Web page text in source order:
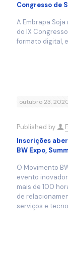
Congresso de
A Embrapa
do IX
formato digital,
outubro 23,
Published by
Inscrições
BW Expo,
O Movimento
evento
mais de 100
de
serviços e